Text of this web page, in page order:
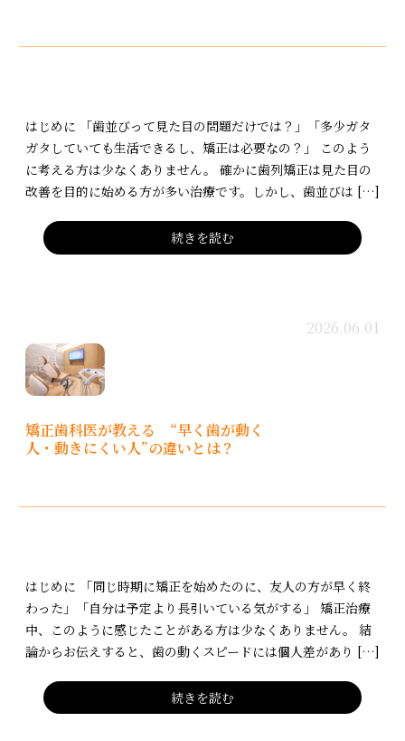
はじめに 「歯並びって見た目の問題だけでは？」「多少ガタ
ガタしていても生活できるし、矯正は必要なの？」 このよう
に考える方は少なくありません。 確かに歯列矯正は見た目の
改善を目的に始める方が多い治療です。しかし、歯並びは […]
続きを読む
2026.06.01
矯正歯科医が教える “早く歯が動く
人・動きにくい人”の違いとは？
はじめに 「同じ時期に矯正を始めたのに、友人の方が早く終
わった」「自分は予定より長引いている気がする」 矯正治療
中、このように感じたことがある方は少なくありません。 結
論からお伝えすると、歯の動くスピードには個人差があり […]
続きを読む